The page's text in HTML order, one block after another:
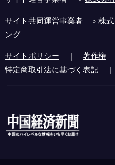
サイト共同運営事業者 ＞株
ング
サイトポリシー ｜ 著作権
特定商取引法に基づく表記